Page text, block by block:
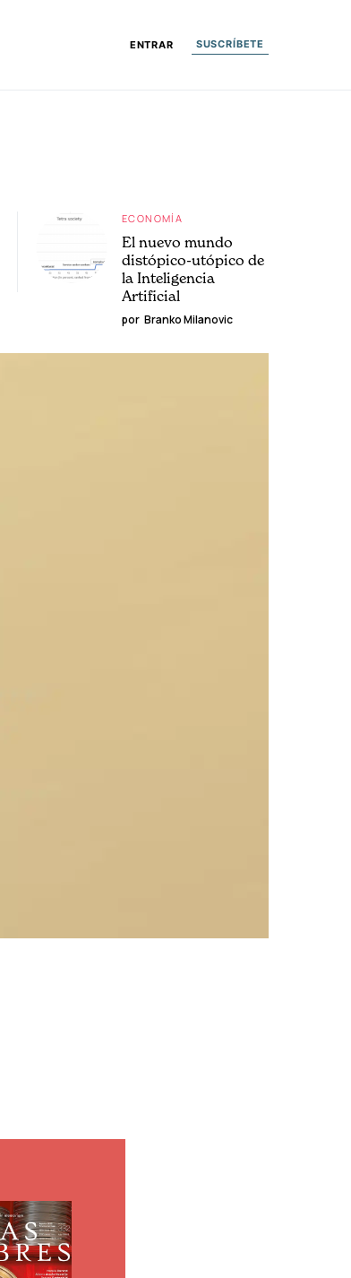
ENTRAR SUSCRÍBETE
ECONOMÍA
El nuevo mundo
distópico-utópico de
la Inteligencia
Artificial
por Branko Milanovic